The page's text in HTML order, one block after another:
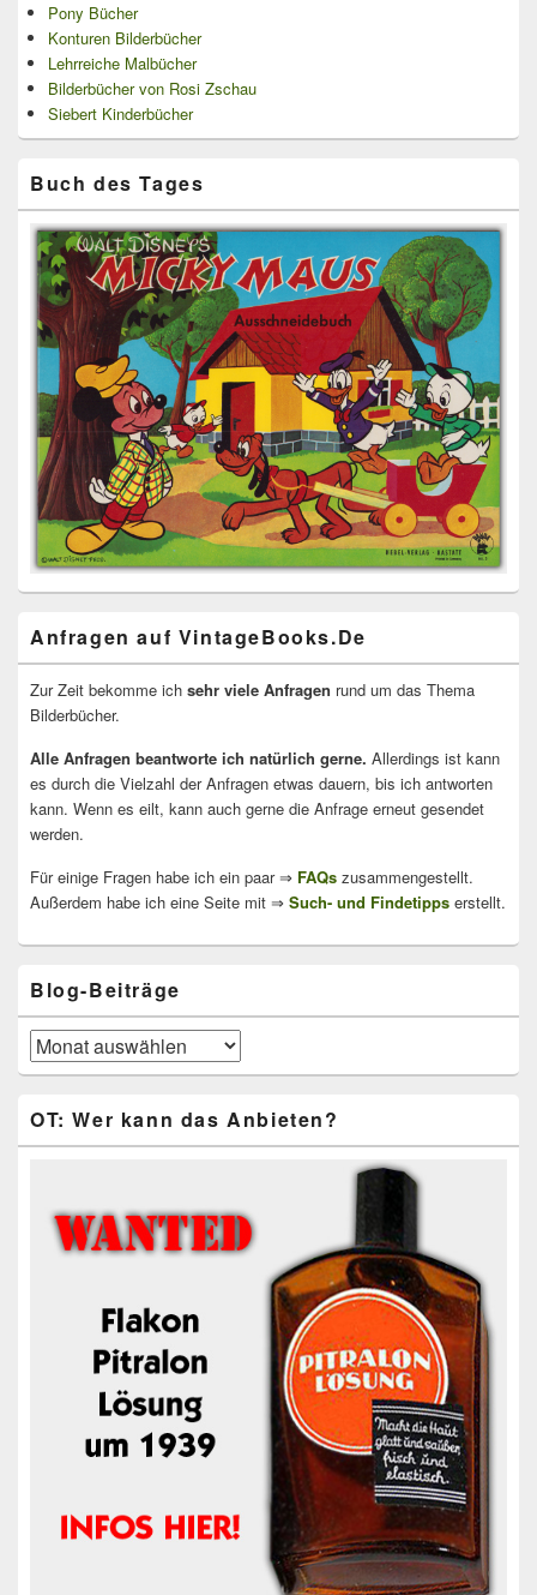
Pony Bücher
Konturen Bilderbücher
Lehrreiche Malbücher
Bilderbücher von Rosi Zschau
Siebert Kinderbücher
Buch des Tages
Anfragen auf VintageBooks.De
Zur Zeit bekomme ich sehr viele Anfragen rund um das Thema
Bilderbücher.
Alle Anfragen beantworte ich natürlich gerne. Allerdings ist kann
es durch die Vielzahl der Anfragen etwas dauern, bis ich antworten
kann. Wenn es eilt, kann auch gerne die Anfrage erneut gesendet
werden.
Für einige Fragen habe ich ein paar ⇒ FAQs zusammengestellt.
Außerdem habe ich eine Seite mit ⇒ Such- und Findetipps erstellt.
Blog-Beiträge
Blog-
Beiträge
OT: Wer kann das Anbieten?